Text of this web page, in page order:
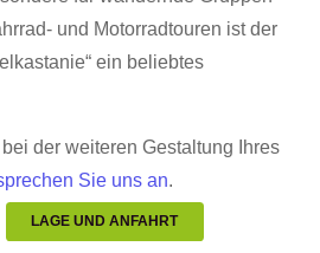
und Motorradtouren ist der
ein beliebtes
der weiteren Gestaltung Ihres
Sie uns an.
LAGE UND ANFAHRT